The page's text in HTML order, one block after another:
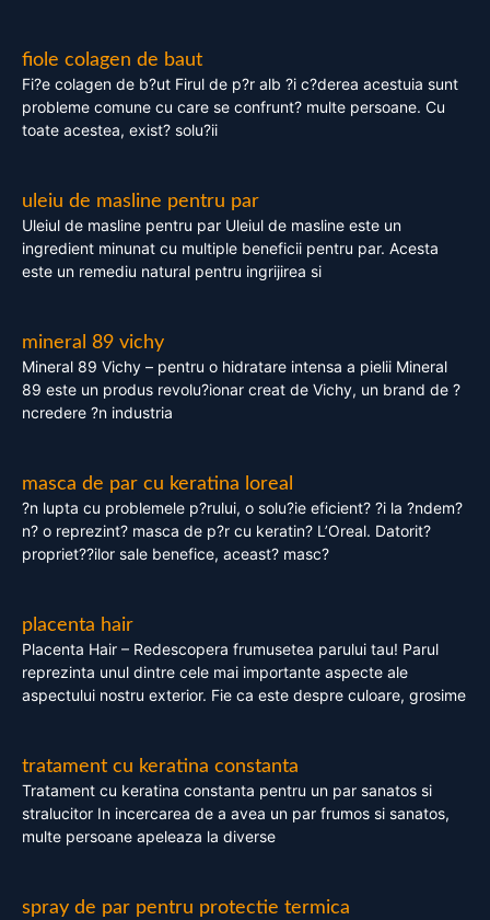
fiole colagen de baut
Fi?e colagen de b?ut Firul de p?r alb ?i c?derea acestuia sunt
probleme comune cu care se confrunt? multe persoane. Cu
toate acestea, exist? solu?ii
uleiu de masline pentru par
Uleiul de masline pentru par Uleiul de masline este un
ingredient minunat cu multiple beneficii pentru par. Acesta
este un remediu natural pentru ingrijirea si
mineral 89 vichy
Mineral 89 Vichy – pentru o hidratare intensa a pielii Mineral
89 este un produs revolu?ionar creat de Vichy, un brand de ?
ncredere ?n industria
masca de par cu keratina loreal
?n lupta cu problemele p?rului, o solu?ie eficient? ?i la ?ndem?
n? o reprezint? masca de p?r cu keratin? L’Oreal. Datorit?
propriet??ilor sale benefice, aceast? masc?
placenta hair
Placenta Hair – Redescopera frumusetea parului tau! Parul
reprezinta unul dintre cele mai importante aspecte ale
aspectului nostru exterior. Fie ca este despre culoare, grosime
tratament cu keratina constanta
Tratament cu keratina constanta pentru un par sanatos si
stralucitor In incercarea de a avea un par frumos si sanatos,
multe persoane apeleaza la diverse
spray de par pentru protectie termica